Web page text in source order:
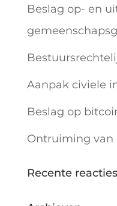
Beslag op- en
Aanpak civiele
Beslag op
Ontruiming van
Recente reacties